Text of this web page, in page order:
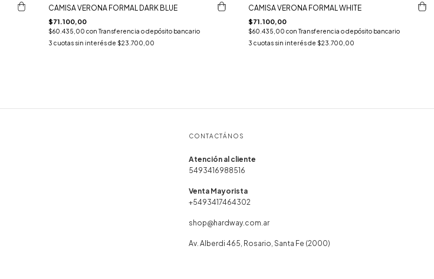
CAMISA VERONA FORMAL DARK BLUE
$71.100,00
$60.435,00 con Transferencia o depósito bancario
3 cuotas sin interés de $23.700,00
CAMISA VERONA FORMAL WHITE
$71.100,00
$60.435,00con Transferencia o depósito bancario
3 cuotas sin interés de $23.700,00
CONTACTÁNOS
5493416988516
+5493417464302
shop@hardway.com.ar
Av. Alberdi 465, Rosario, Santa Fe (2000)